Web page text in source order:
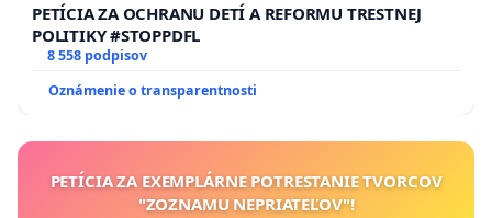
PETÍCIA ZA OCHRANU DETÍ A REFORMU TRESTNEJ
POLITIKY #STOPPDFL
8 558 podpisov
Oznámenie o transparentnosti
PETÍCIA ZA EXEMPLÁRNE POTRESTANIE TVORCOV
"ZOZNAMU NEPRIATEĽOV"!